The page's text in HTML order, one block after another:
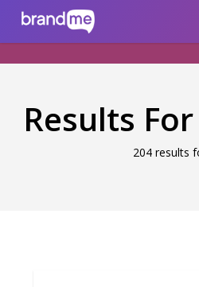
brandme.la
Results For
204 results